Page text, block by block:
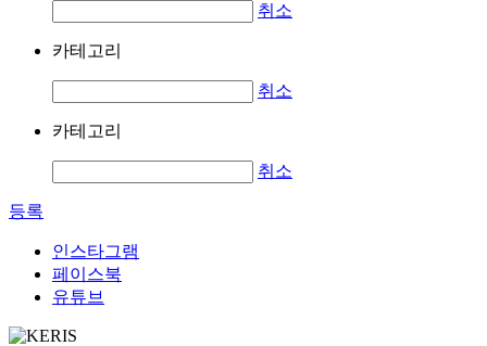
취소
카테고리
취소
카테고리
취소
등록
인스타그램
페이스북
유튜브